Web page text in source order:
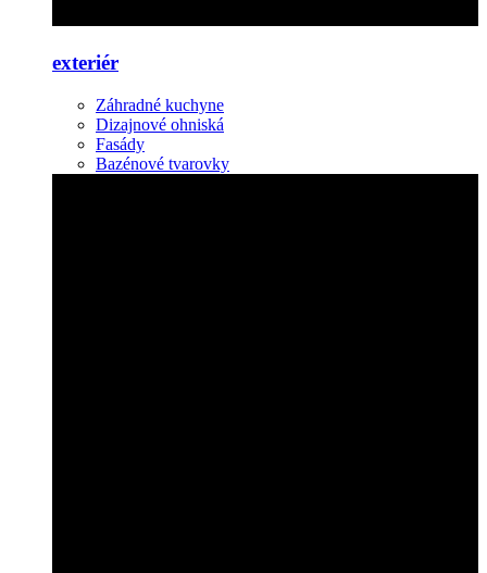
exteriér
Záhradné kuchyne
Dizajnové ohniská
Fasády
Bazénové tvarovky